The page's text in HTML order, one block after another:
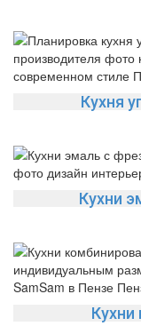
Кухня
Кухни